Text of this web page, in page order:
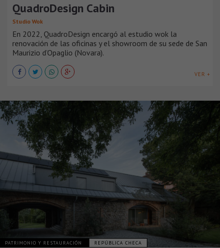
QuadroDesign Cabin
Studio Wok
En 2022, QuadroDesign encargó al estudio wok la
renovación de las oficinas y el showroom de su sede de San
Maurizio d’Opaglio (Novara).
VER +
PATRIMONIO Y RESTAURACIÓN REPÚBLICA CHECA